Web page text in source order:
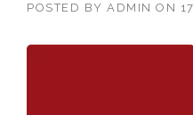
POSTED BY ADMIN ON